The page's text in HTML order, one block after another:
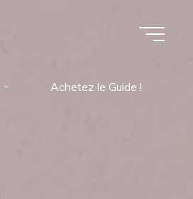
Achetez le Guide !